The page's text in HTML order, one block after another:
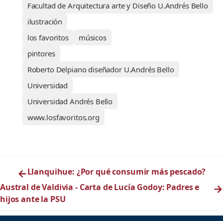
Facultad de Arquitectura arte y Diseño U.Andrés Bello
ilustración
los favoritos
músicos
pintores
Roberto Delpiano diseñador U.Andrés Bello
Universidad
Universidad Andrés Bello
www.losfavoritos.org
←Llanquihue: ¿Por qué consumir más pescado?
Austral de Valdivia - Carta de Lucía Godoy: Padres e
hijos ante la PSU
→